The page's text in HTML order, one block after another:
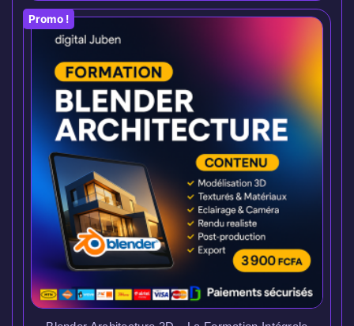
Promo !